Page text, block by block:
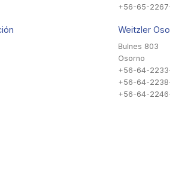
+56-65-
Weitzler
Bulnes 803
Osorno
+56-64-
+56-64-
+56-64-